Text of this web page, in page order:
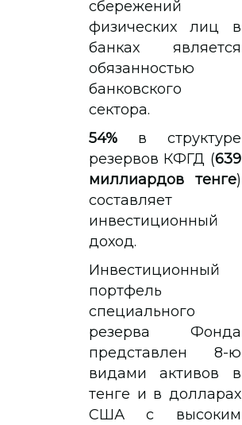
сбережений
физических лиц в
банках является
обязанностью
банковского
сектора.
54% в структуре
резервов КФГД (639
миллиардов тенге)
составляет
инвестиционный
доход.
Инвестиционный
портфель
специального
резерва Фонда
представлен 8-ю
видами активов в
тенге и в долларах
США с высоким